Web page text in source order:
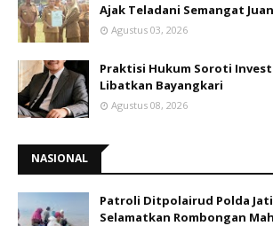
Ajak Teladani Semangat
Agustus 03, 2026
Praktisi Hukum Soroti
Libatkan Bayangkari
Agustus 08, 2026
NASIONAL
Patroli Ditpolairud Polda
Selamatkan Rombongan